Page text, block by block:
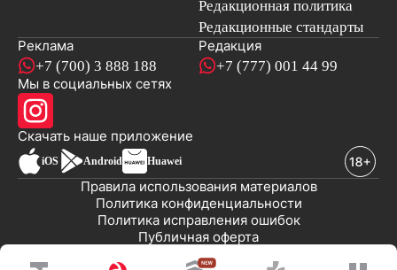
Редакционная политика
Редакционные стандарты
Реклама
+7 (700) 3 888 188
Редакция
+7 (777) 001 44 99
Мы в социальных сетях
Скачать наше приложениеновостей
iOS Android Huawei
Публичная оферта
Политика исправления ошибок
Политика конфиденциальности
Правила использования материалов
© 2008-2026 ТОО «EML»